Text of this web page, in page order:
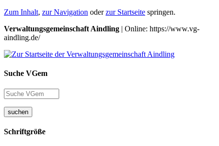
Zum Inhalt, zur Navigation oderzur Startseite springen.
Verwaltungsgemeinschaft Aindling | Online: https://www.vg-
aindling.de/
Suche VGem
suchen
Schriftgröße